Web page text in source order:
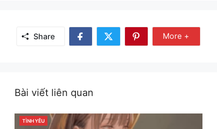
Share
Share
Share
Share
More +
Bài viết liên quan
CATEGORIES
TÌNH YÊU